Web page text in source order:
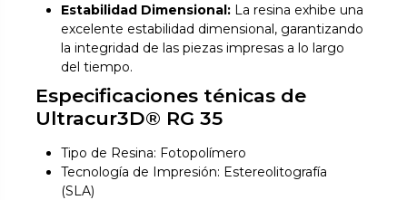
Estabilidad Dimensional: La resina exhibe una
excelente estabilidad dimensional, garantizando
la integridad de las piezas impresas a lo largo
del tiempo.
Especificaciones ténicas de
Ultracur3D® RG 35
Tipo de Resina: Fotopolímero
Tecnología de Impresión: Estereolitografía
(SLA)